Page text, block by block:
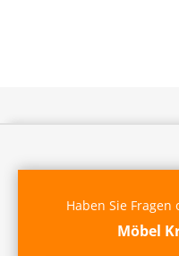
Haben Sie Fragen
Möbel